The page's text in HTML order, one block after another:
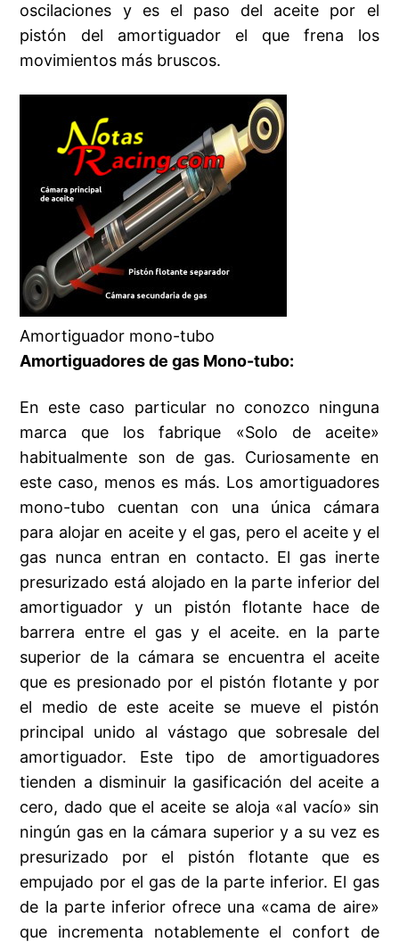
oscilaciones y es el paso del aceite por el
pistón del amortiguador el que frena los
movimientos más bruscos.
Amortiguador mono-tubo
Amortiguadores de gas Mono-tubo:
En este caso particular no conozco ninguna
marca que los fabrique «Solo de aceite»
habitualmente son de gas. Curiosamente en
este caso, menos es más. Los amortiguadores
mono-tubo cuentan con una única cámara
para alojar en aceite y el gas, pero el aceite y el
gas nunca entran en contacto. El gas inerte
presurizado está alojado en la parte inferior del
amortiguador y un pistón flotante hace de
barrera entre el gas y el aceite. en la parte
superior de la cámara se encuentra el aceite
que es presionado por el pistón flotante y por
el medio de este aceite se mueve el pistón
principal unido al vástago que sobresale del
amortiguador. Este tipo de amortiguadores
tienden a disminuir la gasificación del aceite a
cero, dado que el aceite se aloja «al vacío» sin
ningún gas en la cámara superior y a su vez es
presurizado por el pistón flotante que es
empujado por el gas de la parte inferior. El gas
de la parte inferior ofrece una «cama de aire»
que incrementa notablemente el confort de